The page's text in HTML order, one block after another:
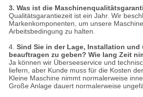
3. Was ist die
Qualitätsgarantiezeit ist ein Jahr. Wir
Markenkomponenten, um unsere
Arbeitsbedingung zu halten.
4. Sind Sie in der Lage, Installation und
beauftragen zu geben? Wie lang Zeit
Ja können wir Überseeservice und
liefern, aber Kunde muss für die Kosten
Kleine Maschine nimmt normalerweise
Große Anlage dauert normalerweise